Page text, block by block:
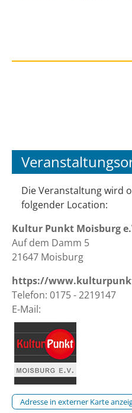
Die Veranstaltung wird
folgender Location:
Kultur Punkt Moisburg
Auf dem Damm 5
21647 Moisburg
https://
Telefon: 0175 - 2219147
E-Mail:
Adresse in externer Karte